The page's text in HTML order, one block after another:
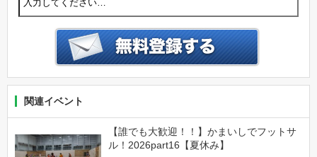
関連イベント
【誰でも大歓迎！！】かまいしでフットサ
ル！2026part16【夏休み】